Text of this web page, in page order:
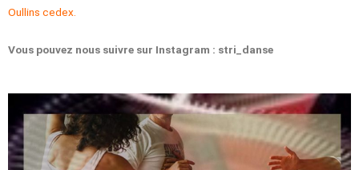
Oullins cedex.
Vous pouvez nous suivre sur Instagram : stri_danse